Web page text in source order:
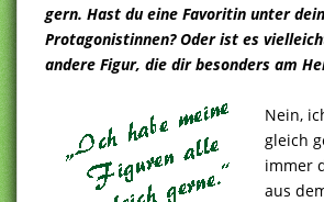
gern. Hast du eine Favoritin unter
Protagonistinnen? Oder ist es
andere Figur, die dir besonders am
Nein,
gleich
immer
aus